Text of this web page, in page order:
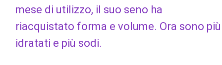
mese di utilizzo, il suo seno ha
riacquistato forma e volume. Ora sono più
idratati e più sodi.